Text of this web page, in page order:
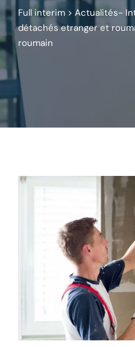
Full interim > Actualités-
détachés etranger et
roumain